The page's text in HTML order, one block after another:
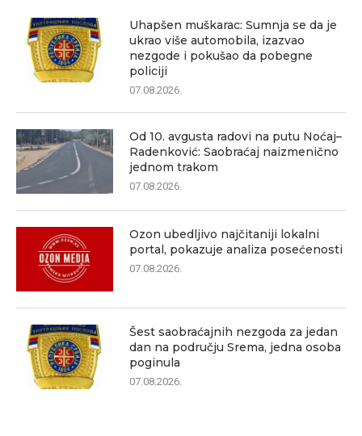
Uhapšen muškarac: Sumnja se da je
ukrao više automobila, izazvao
nezgode i pokušao da pobegne
policiji
07.08.2026.
Od 10. avgusta radovi na putu Noćaj–
Radenković: Saobraćaj naizmenično
jednom trakom
07.08.2026.
Ozon ubedljivo najčitaniji lokalni
portal, pokazuje analiza posećenosti
07.08.2026.
Šest saobraćajnih nezgoda za jedan
dan na području Srema, jedna osoba
poginula
07.08.2026.